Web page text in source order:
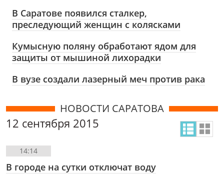
В Саратове появился сталкер,
преследующий женщин с колясками
Кумысную поляну обработают ядом для
защиты от мышиной лихорадки
В вузе создали лазерный меч против рака
НОВОСТИ САРАТОВА
12 сентября 2015
14:14
В городе на сутки отключат воду